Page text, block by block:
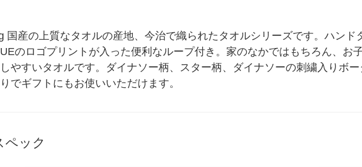
国産の上質なタオルの産地、今治で織られたタオルシリーズです。ハン
のロゴプリントが入った便利なループ付き。家のなかではもちろん、お
やすいタオルです。ダイナソー柄、スター柄、ダイナソーの刺繍入りボ
でギフトにもお使いいただけます。
ペック